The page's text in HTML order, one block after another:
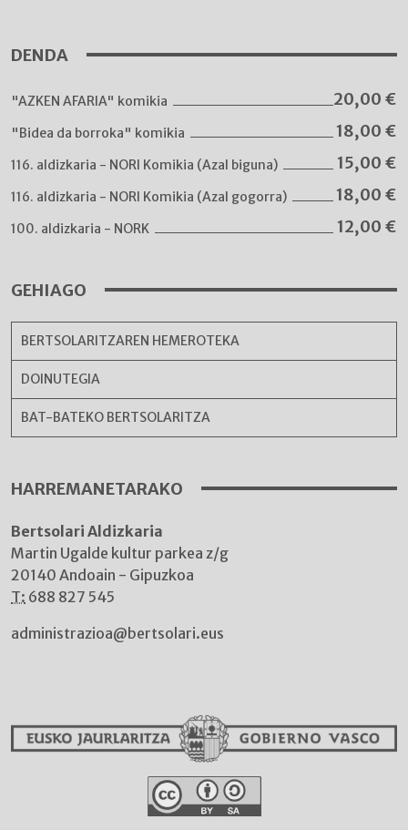
DENDA
"AZKEN AFARIA" komikia 20,00 €
"Bidea da borroka" komikia 18,00 €
116. aldizkaria - NORI Komikia (Azal biguna) 15,00 €
116. aldizkaria - NORI Komikia (Azal gogorra) 18,00 €
100. aldizkaria - NORK 12,00 €
GEHIAGO
BERTSOLARITZAREN HEMEROTEKA
DOINUTEGIA
BAT-BATEKO BERTSOLARITZA
HARREMANETARAKO
Bertsolari Aldizkaria
Martin Ugalde kultur parkea z/g
20140 Andoain - Gipuzkoa
T: 688 827 545
administrazioa@bertsolari.eus